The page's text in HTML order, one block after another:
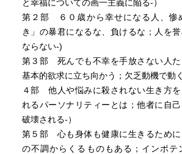
と幸福についての画一主義に陥る-）
第２部 ６０歳から幸せになる人、惨
き」の暴君になるな、負けるな；人を
ならない-)
第３部 死んでも不幸を手放さない人
基本的欲求に立ち向かう；欠乏動機で動
４部 他人や悩みに殺されない生き方
れるパーソナリティーとは；他者に自
破壊される-）
第５部 心も身体も健康に生きるため
の不調からくるものもある；インポテ